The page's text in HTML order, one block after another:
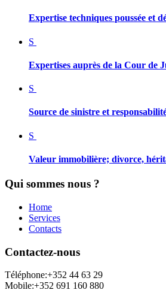
Expertise techniques poussée et
Expertises auprès de la Cour de
Source de sinistre et
Valeur immobilière; divorce,
Qui sommes nous ?
Home
Services
Contacts
Contactez-nous
Téléphone:+352 44 63 29
Mobile:+352 691 160 880